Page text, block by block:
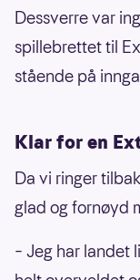
Dessverre var
spillebrettet til
stående på
Klar for en
Da vi ringer
glad og fornøyd
– Jeg har landet